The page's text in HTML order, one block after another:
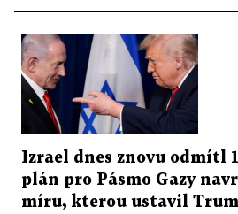
Izrael dnes znovu odmítl
plán pro Pásmo Gazy
míru, kterou ustavil